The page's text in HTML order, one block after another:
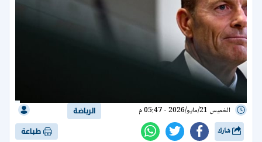
الخميس 21/مايو/2026 - 05:47 م الرياضة
طباعة